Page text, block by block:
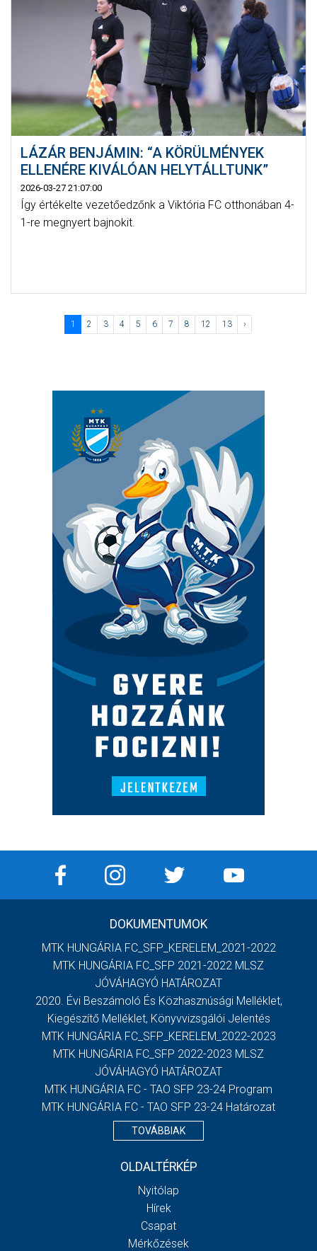
LÁZÁR BENJÁMIN: “A KÖRÜLMÉNYEK
ELLENÉRE KIVÁLÓAN HELYTÁLLTUNK”
2026-03-27 21:07:00
Így értékelte vezetőedzőnk a Viktória FC otthonában 4-
1-re megnyert bajnokit.
1 2 3 4 5 6 7 8 12 13 ›
DOKUMENTUMOK
MTK HUNGÁRIA FC_SFP_KERELEM_2021-2022
MTK HUNGÁRIA FC_SFP 2021-2022 MLSZ
JÓVÁHAGYÓ HATÁROZAT
2020. Évi Beszámoló És Közhasznúsági Melléklet,
Kiegészítő Melléklet, Könyvvizsgálói Jelentés
MTK HUNGÁRIA FC_SFP_KERELEM_2022-2023
MTK HUNGÁRIA FC_SFP 2022-2023 MLSZ
JÓVÁHAGYÓ HATÁROZAT
MTK HUNGÁRIA FC - TAO SFP 23-24 Program
MTK HUNGÁRIA FC - TAO SFP 23-24 Határozat
TOVÁBBIAK
OLDALTÉRKÉP
Nyitólap
Hírek
Csapat
Mérkőzések